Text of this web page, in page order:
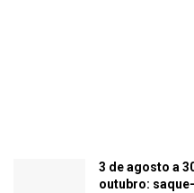
3 de agosto a
outubro: saque-